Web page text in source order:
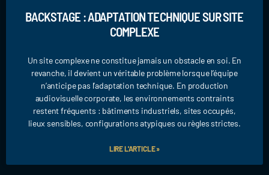
BACKSTAGE : ADAPTATION TECHNIQUE SUR SITE
COMPLEXE
Un site complexe ne constitue jamais un obstacle en soi. En
revanche, il devient un véritable problème lorsque l’équipe
n’anticipe pas l’adaptation technique. En production
audiovisuelle corporate, les environnements contraints
restent fréquents : bâtiments industriels, sites occupés,
lieux sensibles, configurations atypiques ou règles strictes.
LIRE L'ARTICLE »